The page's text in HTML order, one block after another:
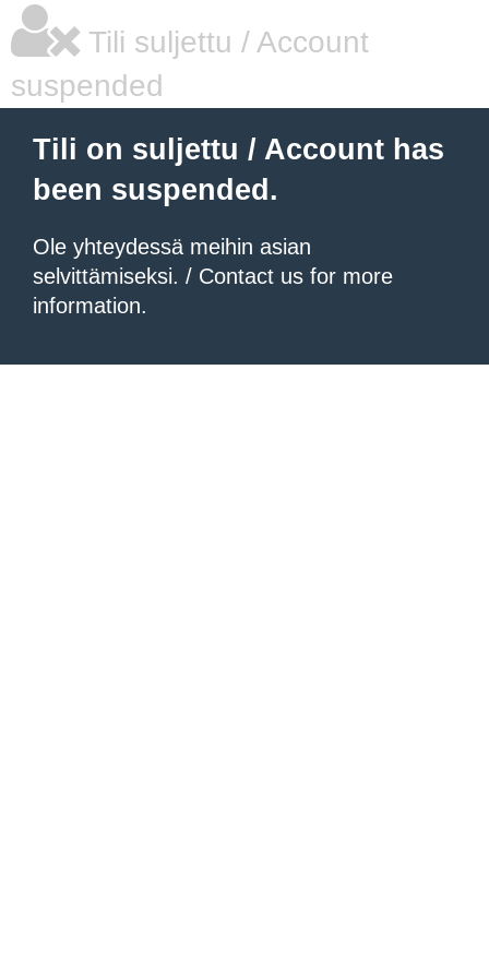
Tili suljettu / Account
suspended
Tili on suljettu / Account has
been suspended.
Ole yhteydessä meihin asian
selvittämiseksi. / Contact us for more
information.